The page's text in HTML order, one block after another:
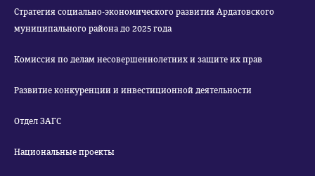
Стратегия социально-экономического развития Ардатовского
муниципального района до 2025 года
Комиссия по делам несовершеннолетних и защите их прав
Развитие конкуренции и инвестиционной деятельности
Отдел ЗАГС
Национальные проекты